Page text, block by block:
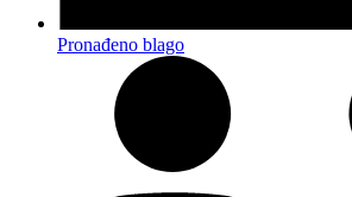
Pronađeno blago